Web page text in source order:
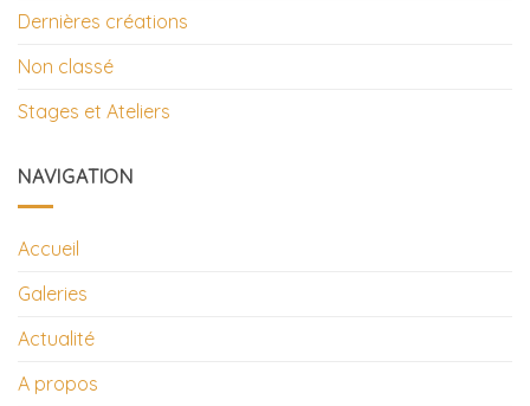
Dernières créations
Non classé
Stages et Ateliers
NAVIGATION
Accueil
Galeries
Actualité
A propos